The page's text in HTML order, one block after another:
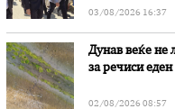
03/08/2026 16:37
Дунав веќе не
за речиси
02/08/2026 08:57